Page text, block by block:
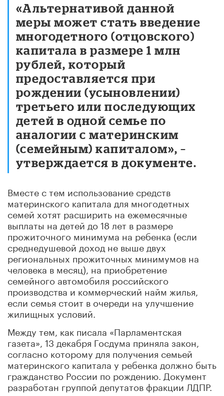
«Альтернативой данной
меры может стать введение
многодетного (отцовского)
капитала в размере 1 млн
рублей, который
предоставляется при
рождении (усыновлении)
третьего или последующих
детей в одной семье по
аналогии с материнским
(семейным) капиталом», –
утверждается в документе.
Вместе с тем использование средств
материнского капитала для многодетных
семей хотят расширить на ежемесячные
выплаты на детей до 18 лет в размере
прожиточного минимума на ребенка (если
среднедушевой доход не выше двух
региональных прожиточных минимумов на
человека в месяц), на приобретение
семейного автомобиля российского
производства и коммерческий найм жилья,
если семья стоит в очереди на улучшение
жилищных условий.
Между тем, как писала «Парламентская
газета», 13 декабря Госдума приняла закон,
согласно которому для получения семьей
материнского капитала у ребенка должно быть
гражданство России по рождению. Документ
разработан группой депутатов фракции ЛДПР.